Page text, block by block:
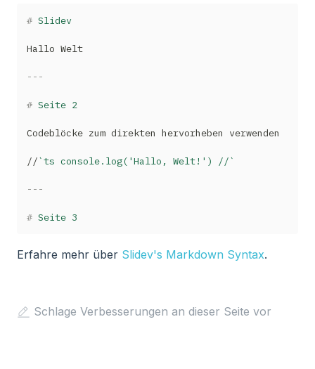
# Slidev
Hallo Welt
---
# Seite 2
Codeblöcke zum direkten hervorheben verwenden
//`ts console.log('Hallo, Welt!') //`
---
# Seite 3
Erfahre mehr über Slidev's Markdown Syntax.
Schlage Verbesserungen an dieser Seite vor